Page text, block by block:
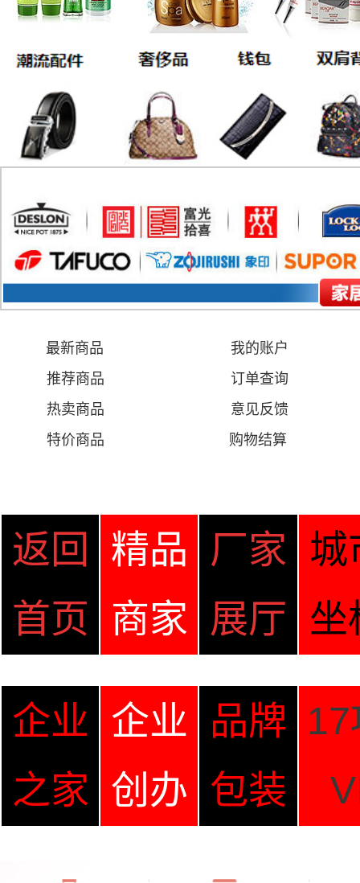
最新商品
我的账户
推荐商品
订单查询
热卖商品
意见反馈
特价商品
购物结算
返回
首页
精品
商家
厂家
展厅
城
坐
企业
之家
企业
创办
品牌
包装
17